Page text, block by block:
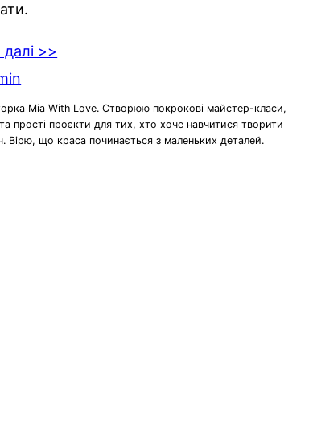
>>
Mia With Love. Створюю покрокові майстер-класи,
прості проєкти для тих, хто хоче навчитися творити
Вірю, що краса починається з маленьких деталей.